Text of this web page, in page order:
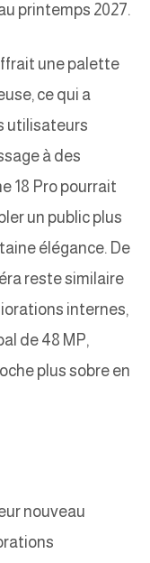
printemps 2027.
une palette
ce qui a
utilisateurs
à des
18 Pro pourrait
un public plus
élégance. De
reste similaire
internes,
de 48 MP,
plus sobre en
nouveau